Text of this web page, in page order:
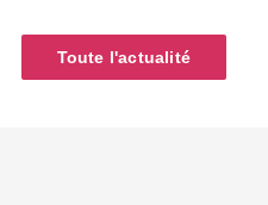
Toute l'actualité